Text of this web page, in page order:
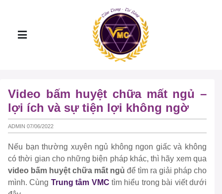
Video bấm huyệt chữa mất ngủ –
lợi ích và sự tiện lợi không ngờ
ADMIN 07/06/2022
Nếu bạn thường xuyên ngủ không ngon giấc và không
có thời gian cho những biện pháp khác, thì hãy xem qua
video bấm huyệt chữa mất ngủ để tìm ra giải pháp cho
mình. Cùng Trung tâm VMC tìm hiểu trong bài viết dưới